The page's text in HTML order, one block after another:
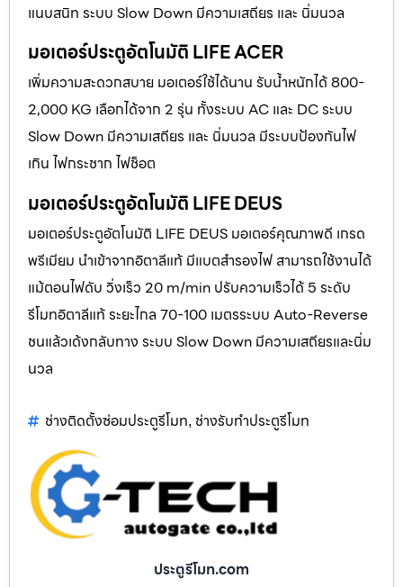
แนบสนิท ระบบ Slow Down มีความเสถียร และ นิ่มนวล
มอเตอร์ประตูอัตโนมัติ LIFE ACER
เพิ่มความสะดวกสบาย มอเตอร์ใช้ได้นาน รับน้ำหนักได้ 800-
2,000 KG เลือกได้จาก 2 รุ่น ทั้งระบบ AC และ DC ระบบ
Slow Down มีความเสถียร และ นิ่มนวล มีระบบป้องกันไฟ
เกิน ไฟกระชาก ไฟช็อต
มอเตอร์ประตูอัตโนมัติ LIFE DEUS
มอเตอร์ประตูอัตโนมัติ LIFE DEUS มอเตอร์คุณภาพดี เกรด
พรีเมียม นำเข้าจากอิตาลีแท้ มีแบตสำรองไฟ สามารถใช้งานได้
แม้ตอนไฟดับ วิ่งเร็ว 20 m/min ปรับความเร็วได้ 5 ระดับ
รีโมทอิตาลีแท้ ระยะไกล 70-100 เมตรระบบ Auto-Reverse
ชนแล้วเด้งกลับทาง ระบบ Slow Down มีความเสถียรและนิ่ม
นวล
ช่างติดตั้งซ่อมประตูรีโมท, ช่างรับทำประตูรีโมท
ประตูรีโมท.com